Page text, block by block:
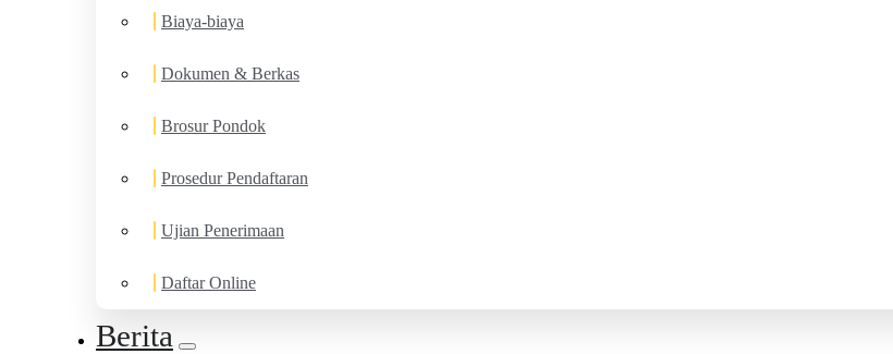
Biaya-biaya
Dokumen & Berkas
Brosur Pondok
Prosedur Pendaftaran
Ujian Penerimaan
Daftar Online
Berita